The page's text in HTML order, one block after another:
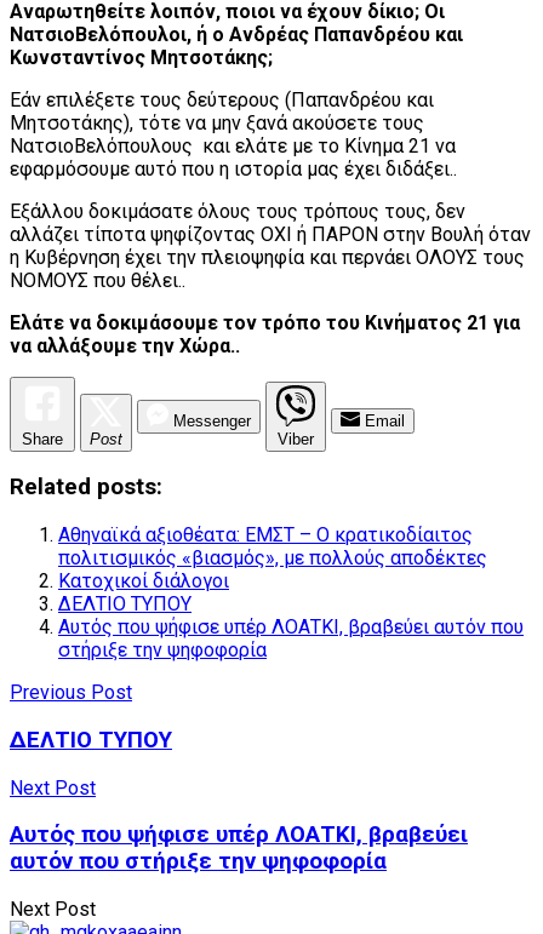
Αναρωτηθείτε λοιπόν, ποιοι να έχουν δίκιο; Οι
ΝατσιοΒελόπουλοι, ή ο Ανδρέας Παπανδρέου και
Κωνσταντίνος Μητσοτάκης;
Εάν επιλέξετε τους δεύτερους (Παπανδρέου και
Μητσοτάκης), τότε να μην ξανά ακούσετε τους
ΝατσιοΒελόπουλους και ελάτε με το Κίνημα 21 να
εφαρμόσουμε αυτό που η ιστορία μας έχει διδάξει..
Εξάλλου δοκιμάσατε όλους τους τρόπους τους, δεν
αλλάζει τίποτα ψηφίζοντας ΟΧΙ ή ΠΑΡΟΝ στην Βουλή όταν
η Κυβέρνηση έχει την πλειοψηφία και περνάει ΟΛΟΥΣ τους
ΝΟΜΟΥΣ που θέλει..
Ελάτε να δοκιμάσουμε τον τρόπο του Κινήματος 21 για
να αλλάξουμε την Χώρα..
Share Post
Messenger
Viber
Email
Related posts:
Αθηναϊκά αξιοθέατα: ΕΜΣΤ – Ο κρατικοδίαιτος
πολιτισμικός «βιασμός», με πολλούς αποδέκτες
Κατοχικοί διάλογοι
ΔΕΛΤΙΟ ΤΥΠΟΥ
Αυτός που ψήφισε υπέρ ΛΟΑΤΚΙ, βραβεύει αυτόν που
στήριξε την ψηφοφορία
Previous Post
ΔΕΛΤΙΟ ΤΥΠΟΥ
Next Post
Αυτός που ψήφισε υπέρ ΛΟΑΤΚΙ, βραβεύει
αυτόν που στήριξε την ψηφοφορία
Next Post